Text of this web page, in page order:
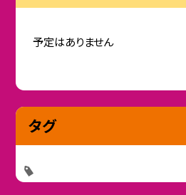
予定はありません
タグ